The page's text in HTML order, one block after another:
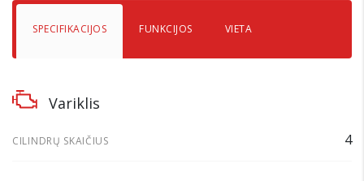
SPECIFIKACIJOS FUNKCIJOS VIETA
Variklis
CILINDRŲ SKAIČIUS 4